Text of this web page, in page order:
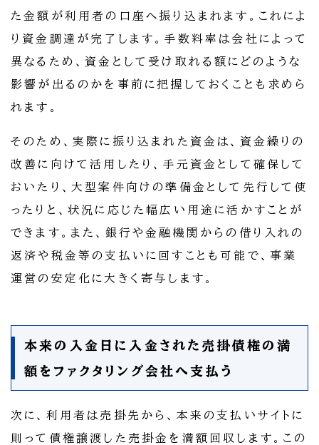
た金額が利用者の口座へ振り込まれます。これによ
り資金調達が完了します。手数料率は会社によって
異なるため、資金として受け取れる額にどのような
影響が出るのかを事前に把握しておくことも求めら
れます。
そのため、実際に振り込まれた資金は、資金繰りの
改善に向けて活用したり、手元資金として確保して
おいたり、大型案件向けの準備金として先行して使
ったりと、状況に応じた幅広い用途に活かすことが
できます。また、銀行や金融機関からの借り入れの
返済や税金等の支払いに回すことも可能で、事業
運営の安定化に大きく寄与します。
本来の入金日に入金された売掛債権の満
額をファクタリング会社へ支払う
次に、利用者は売掛先から、本来の支払いサイトに
則って債権譲渡した売掛金を満額回収します。この